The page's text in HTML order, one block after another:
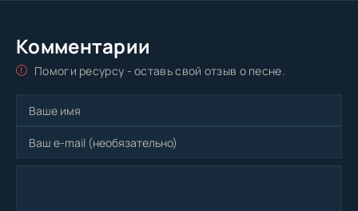
Комментарии
Помоги ресурсу - оставь свой отзыв о песне.